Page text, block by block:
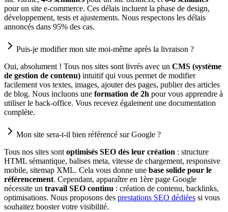
pour un site e-commerce. Ces délais incluent la phase de design,
développement, tests et ajustements. Nous respectons les délais
annoncés dans 95% des cas.
Puis-je modifier mon site moi-même après la livraison ?
Oui, absolument ! Tous nos sites sont livrés avec un CMS (système
de gestion de contenu) intuitif qui vous permet de modifier
facilement vos textes, images, ajouter des pages, publier des articles
de blog. Nous incluons une formation de 2h pour vous apprendre à
utiliser le back-office. Vous recevez également une documentation
complète.
Mon site sera-t-il bien référencé sur Google ?
Tous nos sites sont optimisés SEO dès leur création : structure
HTML sémantique, balises meta, vitesse de chargement, responsive
mobile, sitemap XML. Cela vous donne une base solide pour le
référencement. Cependant, apparaître en 1ère page Google
nécessite un travail SEO continu : création de contenu, backlinks,
optimisations. Nous proposons des prestations SEO dédiées si vous
souhaitez booster votre visibilité.